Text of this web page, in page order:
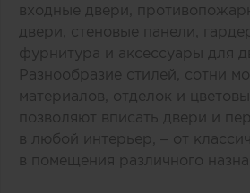
входные двери,
двери, стеновые панели,
фурнитура и аксессуары для
Разнообразие стилей, сотни
материалов, отделок и
позволяют вписать двери и
в любой интерьер, – от
в помещения различного